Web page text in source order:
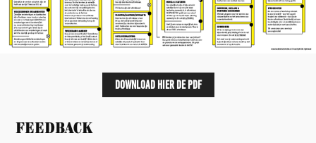
Download hier de pdf
Feedback